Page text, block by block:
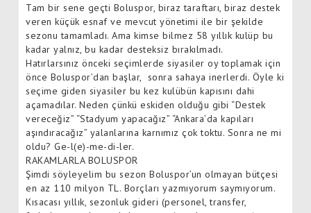
Tam bir sene geçti Boluspor, biraz taraftarı, biraz destek
veren küçük esnaf ve mevcut yönetimi ile bir şekilde
sezonu tamamladı. Ama kimse bilmez 58 yıllık kulüp bu
kadar yalnız, bu kadar desteksiz bırakılmadı.
Hatırlarsınız önceki seçimlerde siyasiler oy toplamak için
önce Boluspor’dan başlar, sonra sahaya inerlerdi. Öyle ki
seçime giden siyasiler bu kez kulübün kapısını dahi
açamadılar. Neden çünkü eskiden olduğu gibi “Destek
vereceğiz” “Stadyum yapacağız” “Ankara’da kapıları
aşındıracağız” yalanlarına karnımız çok toktu. Sonra ne mi
oldu? Ge-l(e)-me-di-ler.
RAKAMLARLA BOLUSPOR
Şimdi söyleyelim bu sezon Boluspor’un olmayan bütçesi
en az 110 milyon TL. Borçları yazmıyorum saymıyorum.
Kısacası yıllık, sezonluk gideri (personel, transfer,